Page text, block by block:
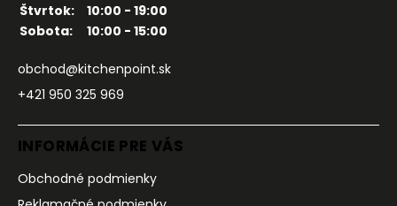
Štvrtok:
10:00 - 19:00
Sobota:
10:00 - 15:00
obchod@kitchenpoint.sk
+421 950 325 969
INFORMÁCIE PRE VÁS
Obchodné podmienky